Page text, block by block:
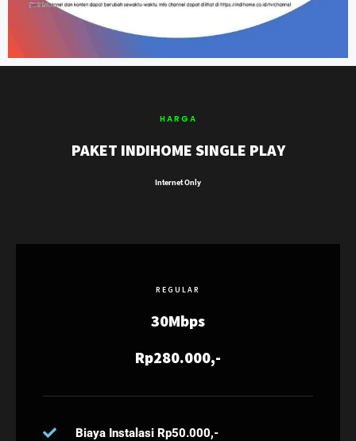
HARGA
PAKET INDIHOME SINGLE PLAY
Internet Only
REGULAR
30Mbps
Rp280.000,-
Biaya Instalasi Rp50.000,-